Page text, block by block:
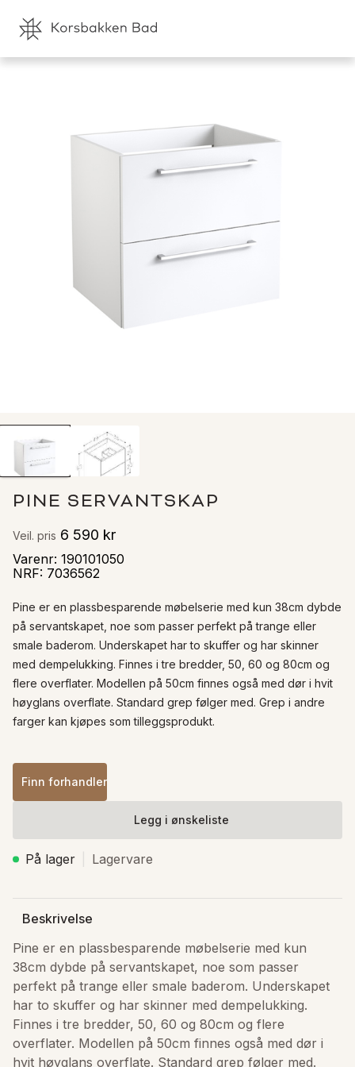
PINE SERVANTSKAP
Veil. pris 6 590 kr
Varenr: 190101050
NRF: 7036562
Pine er en plassbesparende møbelserie med kun 38cm dybde
på servantskapet, noe som passer perfekt på trange eller
smale baderom. Underskapet har to skuffer og har skinner
med dempelukking. Finnes i tre bredder, 50, 60 og 80cm og
flere overflater. Modellen på 50cm finnes også med dør i hvit
høyglans overflate. Standard grep følger med. Grep i andre
farger kan kjøpes som tilleggsprodukt.
Finn forhandler
Legg i ønskeliste
På lager Lagervare
Beskrivelse
Pine er en plassbesparende møbelserie med kun
38cm dybde på servantskapet, noe som passer
perfekt på trange eller smale baderom. Underskapet
har to skuffer og har skinner med dempelukking.
Finnes i tre bredder, 50, 60 og 80cm og flere
overflater. Modellen på 50cm finnes også med dør i
hvit høyglans overflate. Standard grep følger med.